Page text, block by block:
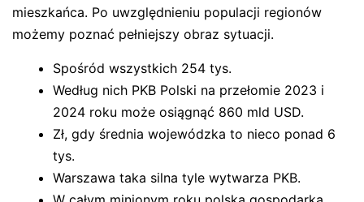
mieszkańca. Po uwzględnieniu populacji regionów
możemy poznać pełniejszy obraz sytuacji.
Spośród wszystkich 254 tys.
Według nich PKB Polski na przełomie 2023 i
2024 roku może osiągnąć 860 mld USD.
Zł, gdy średnia wojewódzka to nieco ponad 6
tys.
Warszawa taka silna tyle wytwarza PKB.